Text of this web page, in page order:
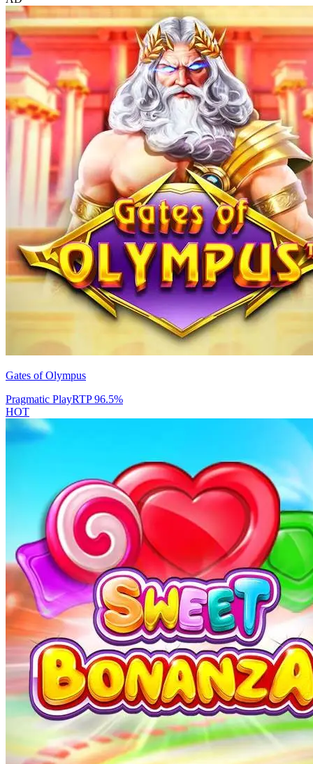
Gates of Olympus
Pragmatic PlayRTP96.5%
HOT